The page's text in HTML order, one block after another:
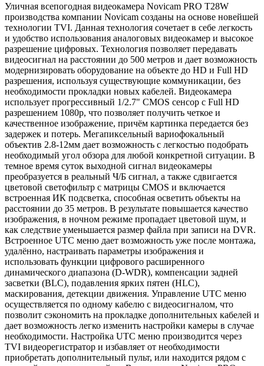
Уличная всепогодная видеокамера Novicam PRO T28W
производства компании Novicam созданы на основе новейшей
технологии TVI. Данная технология сочетает в себе легкость
и удобство использования аналоговых видеокамер и высокое
разрешение цифровых. Технология позволяет передавать
видеосигнал на расстоянии до 500 метров и дает возможность
модернизировать оборудование на объекте до HD и Full HD
разрешения, используя существующие коммуникации, без
необходимости прокладки новых кабелей. Видеокамера
использует прогрессивный 1/2.7" CMOS сенсор с Full HD
разрешением 1080p, что позволяет получить четкое и
качественное изображение, причём картинка передается без
задержек и потерь. Мегапиксельный вариофокальный
объектив 2.8-12мм дает возможность с легкостью подобрать
необходимый угол обзора для любой конкретной ситуации. В
темное время суток выходной сигнал видеокамеры
преобразуется в реальный Ч/Б сигнал, а также сдвигается
цветовой светофильтр с матрицы CMOS и включается
встроенная ИК подсветка, способная осветить объекты на
расстоянии до 35 метров. В результате повышается качество
изображения, в ночном режиме пропадает цветовой шум, и
как следствие уменьшается размер файла при записи на DVR.
Встроенное UTC меню дает возможность уже после монтажа,
удалённо, настраивать параметры изображения и
использовать функции цифрового расширенного
динамического диапазона (D-WDR), компенсации задней
засветки (BLC), подавления ярких пятен (HLC),
маскирования, детекции движения. Управление UTC меню
осуществляется по одному кабелю с видеосигналом, что
позволит сэкономить на прокладке дополнительных кабелей и
дает возможность легко изменить настройки камеры в случае
необходимости. Настройка UTC меню производится через
TVI видеорегистратор и избавляет от необходимости
приобретать дополнительный пульт, или находится рядом с